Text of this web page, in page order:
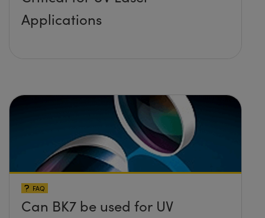
Applications
FAQ
Can BK7 be used for UV